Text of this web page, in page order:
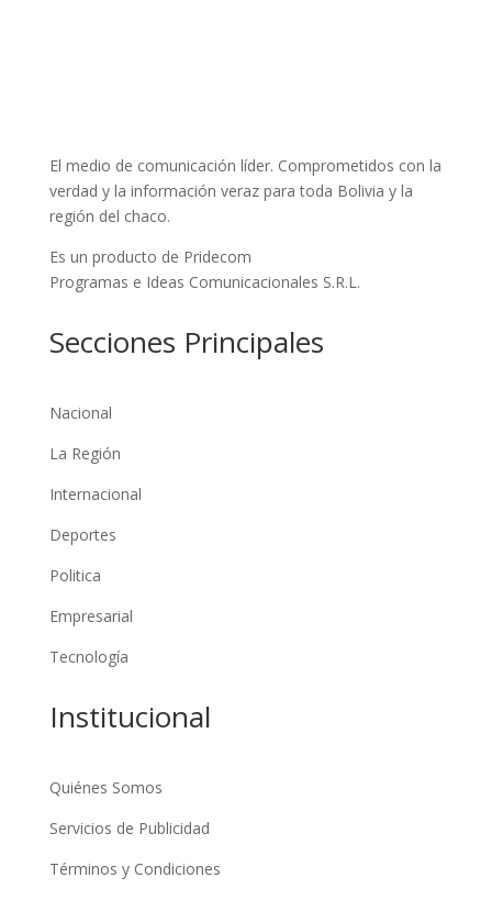
El medio de comunicación líder. Comprometidos con la
verdad y la información veraz para toda Bolivia y la
región del chaco.
Es un producto de Pridecom
Programas e Ideas Comunicacionales S.R.L.
Secciones Principales
Nacional
La Región
Internacional
Deportes
Politica
Empresarial
Tecnología
Institucional
Quiénes Somos
Servicios de Publicidad
Términos y Condiciones